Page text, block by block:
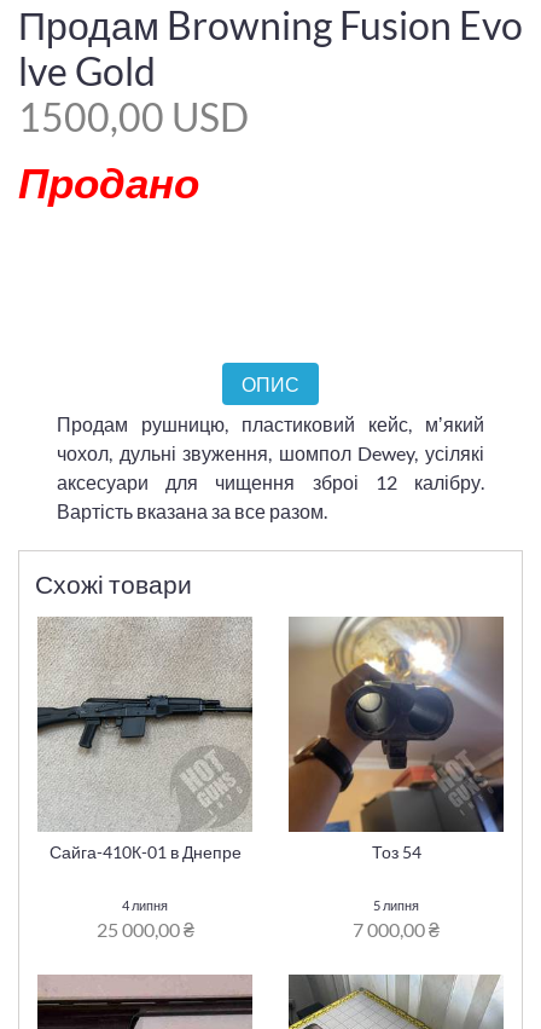
Продам Browning Fusion Evo
lve Gold
1500,00 USD
Продано
ОПИС
Продам рушницю, пластиковий кейс, мʼякий
чохол, дульні звуження, шомпол Dewey, усілякі
аксесуари для чищення зброі 12 калібру.
Вартість вказана за все разом.
Схожі товари
Сайга-410К-01 в Днепре
4 липня
25 000,00 ₴
Тоз 54
5 липня
7 000,00 ₴